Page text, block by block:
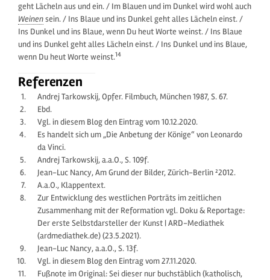
geht Lächeln aus und ein. / Im Blauen und im Dunkel wird wohl auch
Weinensein. / Ins Blaue und ins Dunkel geht alles Lächeln einst. /
Ins Dunkel und ins Blaue, wenn Du heut Worte weinst. / Ins Blaue
und ins Dunkel geht alles Lächeln einst. / Ins Dunkel und ins Blaue,
wenn Du heut Worte weinst.14
Referenzen
Andrej Tarkowskij, Opfer. Filmbuch, München 1987, S. 67.
Ebd.
Vgl. in diesem Blog den Eintrag vom 10.12.2020.
Es handelt sich um „Die Anbetung der Könige“ von Leonardo
da Vinci.
Andrej Tarkowskij, a.a.O., S. 109f.
Jean-Luc Nancy, Am Grund der Bilder, Zürich-Berlin ²2012.
A.a.O., Klappentext.
Zur Entwicklung des westlichen Porträts im zeitlichen
Zusammenhang mit der Reformation vgl. Doku & Reportage:
Der erste Selbstdarsteller der Kunst | ARD-Mediathek
(ardmediathek.de) (23.5.2021).
Jean-Luc Nancy, a.a.O., S. 13f.
Vgl. in diesem Blog den Eintrag vom 27.11.2020.
Fußnote im Original: Sei dieser nur buchstäblich (katholisch,